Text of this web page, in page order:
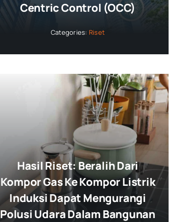
Centric Control (OCC)
Categories: Riset
Hasil Riset: Beralih Dari
Kompor Gas Ke Kompor Listrik
Induksi Dapat Mengurangi
Polusi Udara Dalam Bangunan